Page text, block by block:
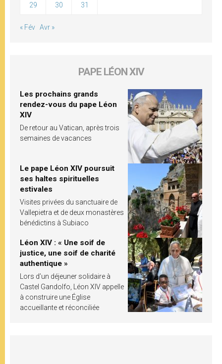
29 30 31
« Fév Avr »
PAPE LÉON XIV
Les prochains grands
rendez-vous du pape Léon
XIV
De retour au Vatican, après trois
semaines de vacances
Le pape Léon XIV poursuit
ses haltes spirituelles
estivales
Visites privées du sanctuaire de
Vallepietra et de deux monastères
bénédictins à Subiaco
Léon XIV : « Une soif de
justice, une soif de charité
authentique »
Lors d’un déjeuner solidaire à
Castel Gandolfo, Léon XIV appelle
à construire une Église
accueillante et réconciliée